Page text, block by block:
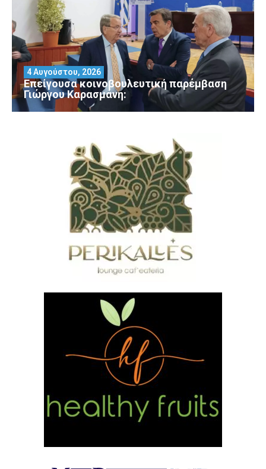
Επείγουσα κοινοβουλευτική παρέμβαση
Γιώργου Καρασμάνη:
4 Αυγούστου, 2026